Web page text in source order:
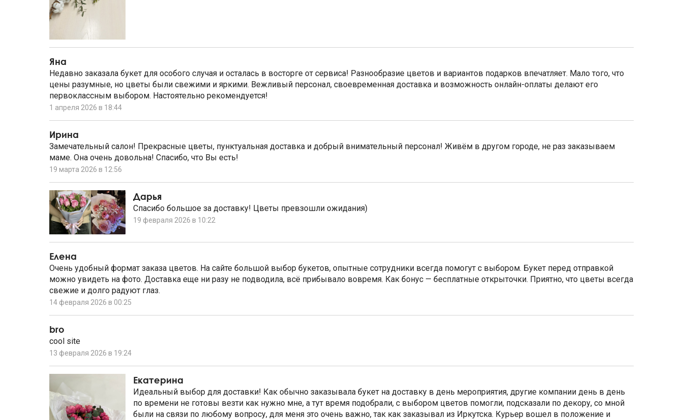
Яна
Недавно заказала букет для особого случая и осталась в восторге от сервиса! Разнообразие цветов и вариантов подарков впечатляет. Мало того, что
цены разумные, но цветы были свежими и яркими. Вежливый персонал, своевременная доставка и возможность онлайн-оплаты делают его
первоклассным выбором. Настоятельно рекомендуется!
1 апреля 2026 в 18:44
Ирина
Замечательный салон! Прекрасные цветы, пунктуальная доставка и добрый внимательный персонал! Живём в другом городе, не раз заказываем
маме. Она очень довольна! Спасибо, что Вы есть!
19 марта 2026 в 12:56
Дарья
Спасибо большое за доставку! Цветы превзошли ожидания)
19 февраля 2026 в 10:22
Елена
Очень удобный формат заказа цветов. На сайте большой выбор букетов, опытные сотрудники всегда помогут с выбором. Букет перед отправкой
можно увидеть на фото. Доставка еще ни разу не подводила, всё прибывало вовремя. Как бонус — бесплатные открыточки. Приятно, что цветы всегда
свежие и долго радуют глаз.
14 февраля 2026 в 00:25
bro
cool site
13 февраля 2026 в 19:24
Екатерина
Идеальный выбор для доставки! Как обычно заказывала букет на доставку в день мероприятия, другие компании день в день
по времени не готовы везти как нужно мне, а тут время подобрали, с выбором цветов помогли, подсказали по декору, со мной
были на связи по любому вопросу, для меня это очень важно, так как заказывал из Иркутска. Курьер вошел в положение и